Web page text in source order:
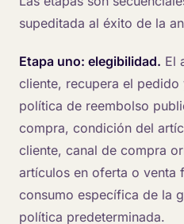
supeditada al éxito de la
Etapa uno: elegibilidad. El
cliente, recupera el
política de reembolso
compra, condición del
cliente, canal de compra
artículos en oferta o venta
consumo específica de la
política predeterminada.